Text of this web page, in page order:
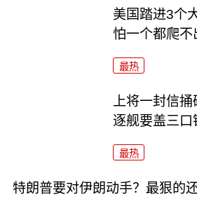
美国踏进3个
怕一个都爬不
最热
上将一封信
逐舰要盖三口
最热
特朗普要对伊朗动手？最狠的